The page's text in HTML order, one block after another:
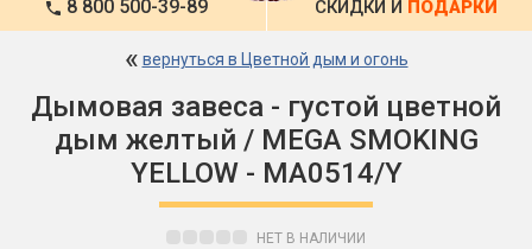
8 800 500-39-89 СКИДКИ И ПОДАРКИ
« вернуться в Цветной дым и огонь
Дымовая завеса - густой цветной
дым желтый / MEGA SMOKING
YELLOW - MA0514/Y
НЕТ В НАЛИЧИИ